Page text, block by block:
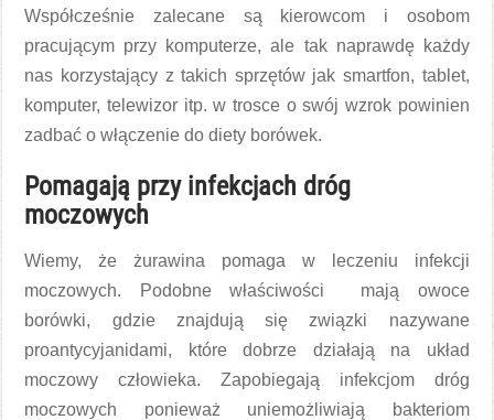
Współcześnie zalecane są kierowcom i osobom
pracującym przy komputerze, ale tak naprawdę każdy
nas korzystający z takich sprzętów jak smartfon, tablet,
komputer, telewizor itp. w trosce o swój wzrok powinien
zadbać o włączenie do diety borówek.
Pomagają przy infekcjach dróg
moczowych
Wiemy, że żurawina pomaga w leczeniu infekcji
moczowych. Podobne właściwości mają owoce
borówki, gdzie znajdują się związki nazywane
proantycyjanidami, które dobrze działają na układ
moczowy człowieka. Zapobiegają infekcjom dróg
moczowych ponieważ uniemożliwiają bakteriom